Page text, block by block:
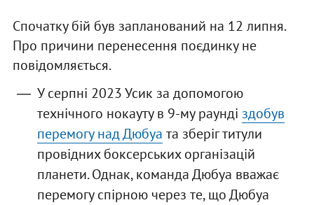
Спочатку бій був запланований на 12 липня.
Про причини перенесення поєдинку не
повідомляється.
У серпні 2023 Усик за допомогою
технічного нокауту в 9-му раунді здобув
перемогу над Дюбуа та зберіг титули
провідних боксерських організацій
планети. Однак, команда Дюбуа вважає
перемогу спірною через те, що Дюбуа